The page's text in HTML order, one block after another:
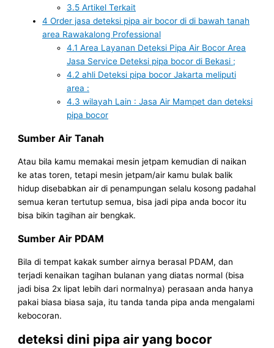
3.5 Artikel Terkait
4 Order jasa deteksi pipa air bocor di di bawah tanah
area Rawakalong Professional
4.1 Area Layanan Deteksi Pipa Air Bocor Area
Jasa Service Deteksi pipa bocor di Bekasi ;
4.2 ahli Deteksi pipa bocor Jakarta meliputi
area :
4.3 wilayah Lain : Jasa Air Mampet dan deteksi
pipa bocor
Sumber Air Tanah
Atau bila kamu memakai mesin jetpam kemudian di naikan
ke atas toren, tetapi mesin jetpam/air kamu bulak balik
hidup disebabkan air di penampungan selalu kosong padahal
semua keran tertutup semua, bisa jadi pipa anda bocor itu
bisa bikin tagihan air bengkak.
Sumber Air PDAM
Bila di tempat kakak sumber airnya berasal PDAM, dan
terjadi kenaikan tagihan bulanan yang diatas normal (bisa
jadi bisa 2x lipat lebih dari normalnya) perasaan anda hanya
pakai biasa biasa saja, itu tanda tanda pipa anda mengalami
kebocoran.
deteksi dini pipa air yang bocor